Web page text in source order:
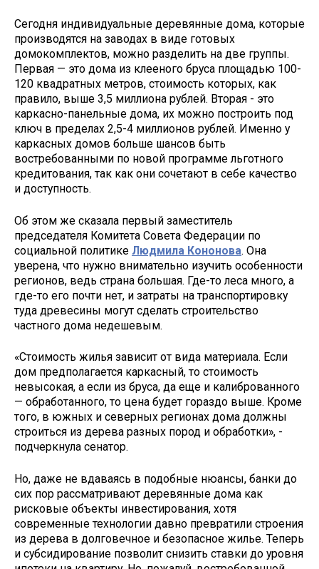
Сегодня индивидуальные деревянные дома, которые
производятся на заводах в виде готовых
домокомплектов, можно разделить на две группы.
Первая — это дома из клееного бруса площадью 100-
120 квадратных метров, стоимость которых, как
правило, выше 3,5 миллиона рублей. Вторая - это
каркасно-панельные дома, их можно построить под
ключ в пределах 2,5-4 миллионов рублей. Именно у
каркасных домов больше шансов быть
востребованными по новой программе льготного
кредитования, так как они сочетают в себе качество
и доступность.
Об этом же сказала первый заместитель
председателя Комитета Совета Федерации по
социальной политике Людмила Кононова. Она
уверена, что нужно внимательно изучить особенности
регионов, ведь страна большая. Где-то леса много, а
где-то его почти нет, и затраты на транспортировку
туда древесины могут сделать строительство
частного дома недешевым.
«Стоимость жилья зависит от вида материала. Если
дом предполагается каркасный, то стоимость
невысокая, а если из бруса, да еще и калиброванного
— обработанного, то цена будет гораздо выше. Кроме
того, в южных и северных регионах дома должны
строиться из дерева разных пород и обработки», -
подчеркнула сенатор.
Но, даже не вдаваясь в подобные нюансы, банки до
сих пор рассматривают деревянные дома как
рисковые объекты инвестирования, хотя
современные технологии давно превратили строения
из дерева в долговечное и безопасное жилье. Теперь
и субсидирование позволит снизить ставки до уровня